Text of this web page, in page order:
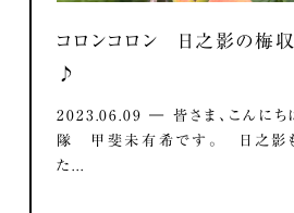
コロンコロン 日之影の梅収
♪
2023.06.09 ― 皆さま、こんにち
隊 甲斐未有希です。 日之影も
た...